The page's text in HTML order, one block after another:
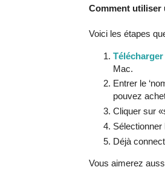
Comment utiliser
Voici les étapes
Mac.
Entrer le
pouvez
Cliquer sur
Déjà
Vous aimerez